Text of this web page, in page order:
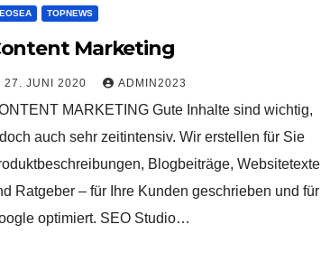
TOPNEWS
Marketing
27. JUNI 2020 ADMIN2023
MARKETING Gute Inhalte sind wichtig,
auch sehr zeitintensiv. Wir erstellen für Sie
Blogbeiträge, Websitetexte
Ratgeber – für Ihre Kunden geschrieben und für
optimiert. SEO Studio…